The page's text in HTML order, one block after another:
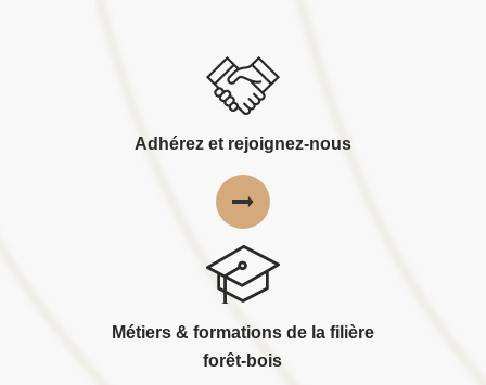
Adhérez et rejoignez-nous
Métiers & formations de la filière
forêt-bois